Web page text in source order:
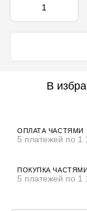
В
ОПЛАТА ЧАСТЯМИ
5 платежей по 1
ПОКУПКА ЧАСТЯМИ
5 платежей по 1